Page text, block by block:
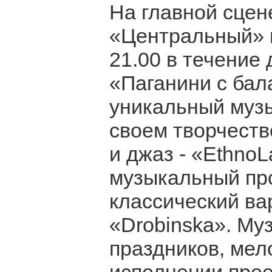
На главной
«Центральный»
21.00 в течение
«Паганини с
уникальный
своем
и джаз -
музыкальный
классический
«Drobinska».
праздников,